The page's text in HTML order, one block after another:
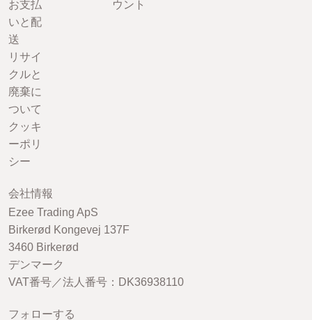
お支払
いと配
送
リサイ
クルと
廃棄に
ついて
クッキ
ーポリ
シー
ウント
会社情報
Ezee Trading ApS
Birkerød Kongevej 137F
3460 Birkerød
デンマーク
VAT番号／法人番号：DK36938110
フォローする